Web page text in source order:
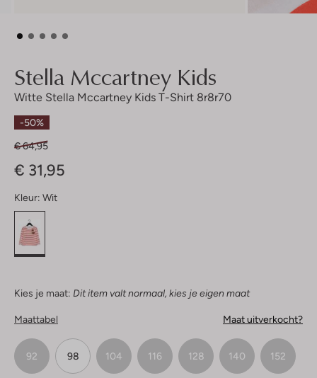
Stella Mccartney Kids
Witte Stella Mccartney Kids T-Shirt 8r8r70
-50%
€ 64,95
€ 31,95
Kleur: Wit
Kies je maat: Dit item valt normaal, kies je eigen maat
Maattabel Maat uitverkocht?
92 98 104 116 128 140 152